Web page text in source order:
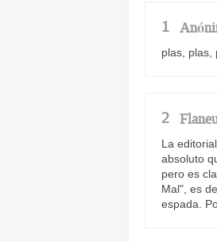
1
plas, plas,
2
La
absoluto
pero es
Mal", es
espada.